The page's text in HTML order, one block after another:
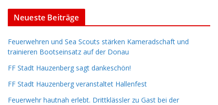
Neueste Beiträge
Feuerwehren und Sea Scouts stärken Kameradschaft und
trainieren Bootseinsatz auf der Donau
FF Stadt Hauzenberg sagt dankeschön!
FF Stadt Hauzenberg veranstaltet Hallenfest
Feuerwehr hautnah erlebt. Drittklässler zu Gast bei der